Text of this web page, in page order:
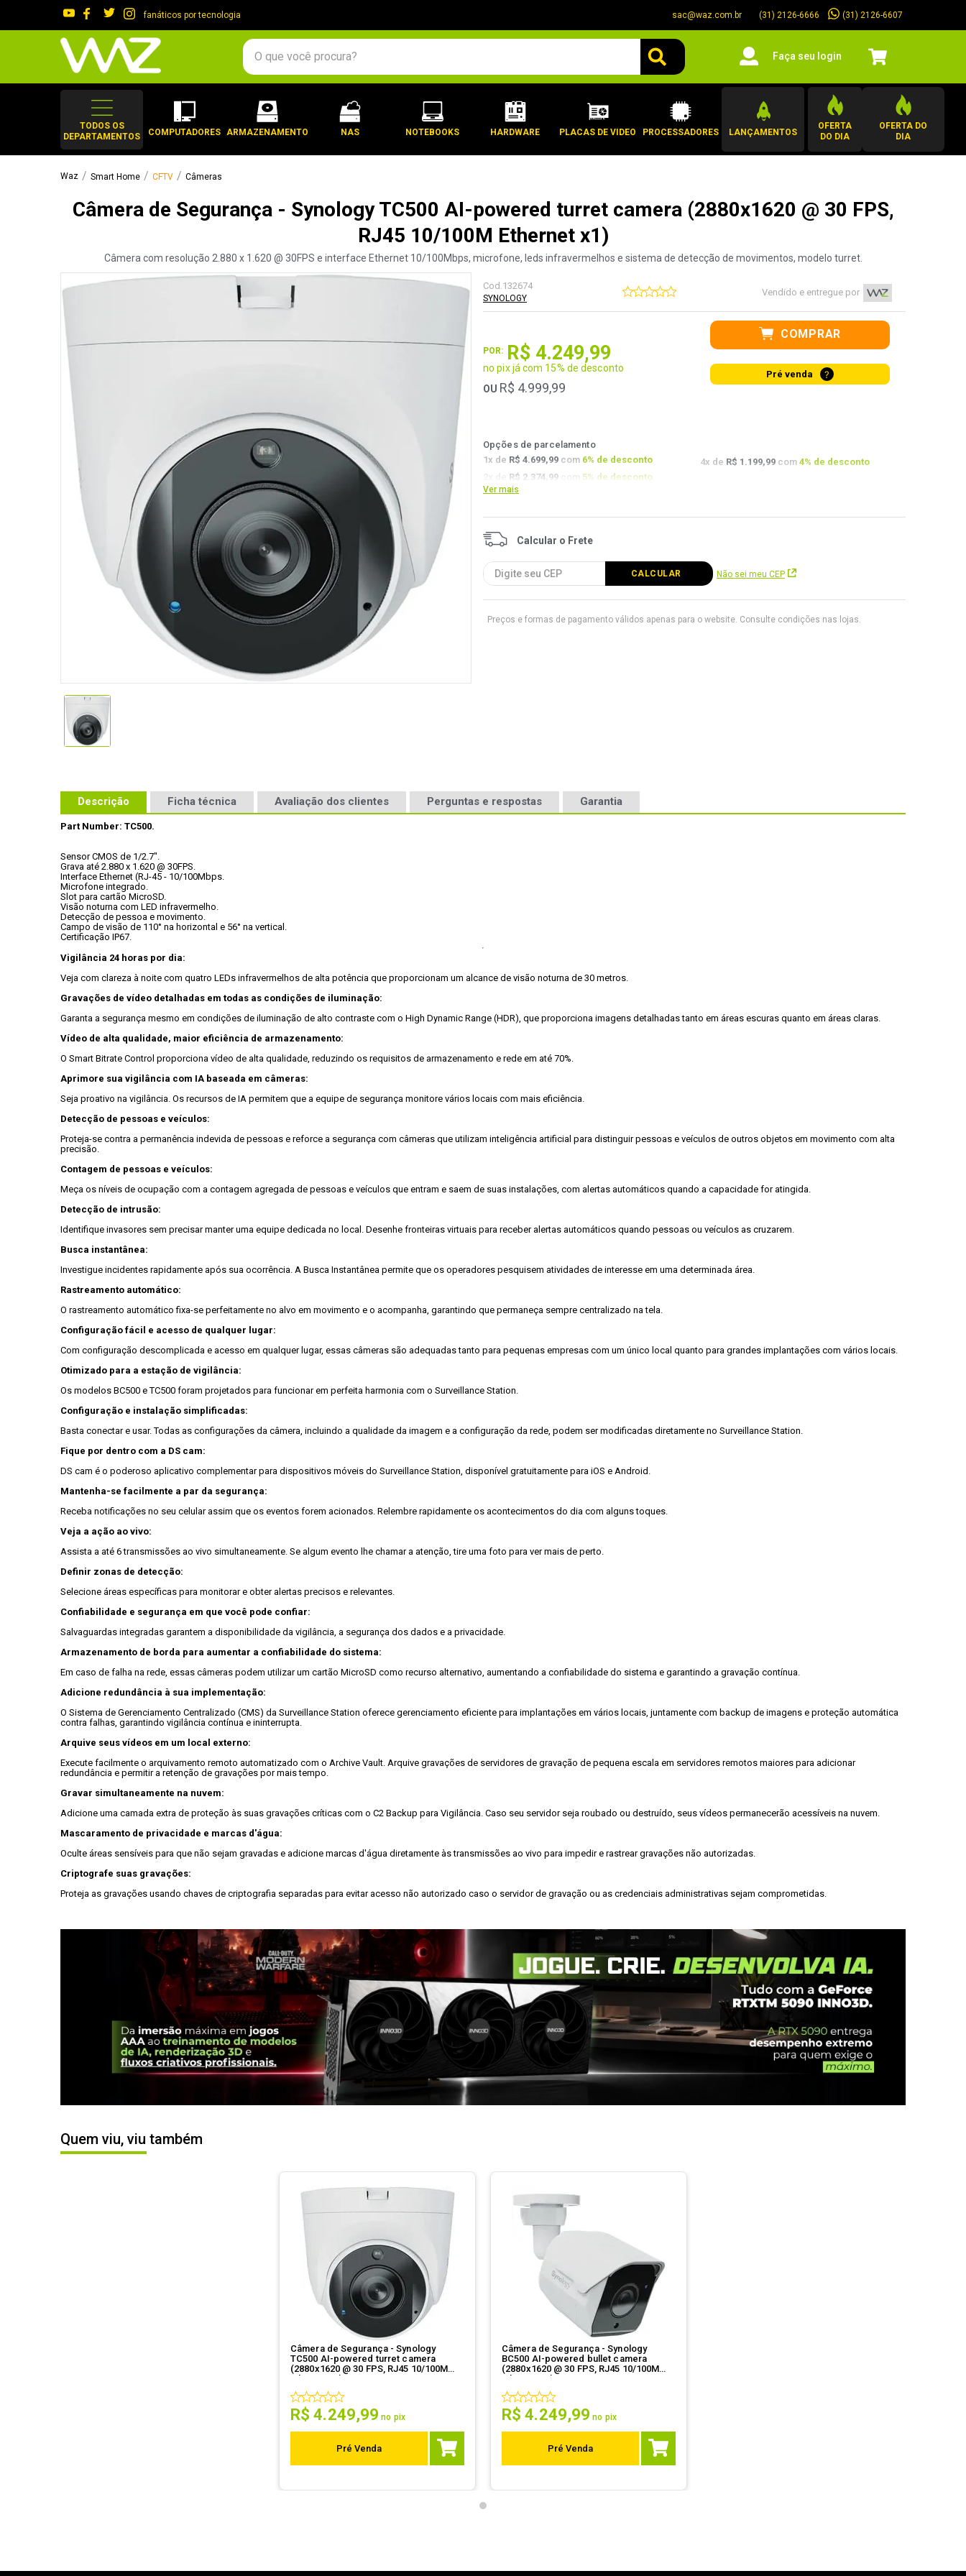
fanáticos por tecnologia sac@waz.com.br (31) 2126-6666 (31) 2126-6607
O que você procura?
Faça seu login
TODOS OS
DEPARTAMENTOS
COMPUTADORES ARMAZENAMENTO NAS NOTEBOOKS HARDWARE PLACAS DE VIDEO PROCESSADORES LANÇAMENTOS
OFERTA
DO DIA
OFERTA DO
DIA
Smart Home CFTV Câmeras
Câmera de Segurança - Synology TC500 AI-powered turret camera (2880x1620 @ 30 FPS,
RJ45 10/100M Ethernet x1)
Câmera com resolução 2.880 x 1.620 @ 30FPS e interface Ethernet 10/100Mbps, microfone, leds infravermelhos e sistema de detecção de movimentos, modelo turret.
Cod.132674
SYNOLOGY
Vendido e entregue por
POR: R$ 4.249,99
no pix já com 15% de desconto
OU R$ 4.999,99
COMPRAR
Pré venda ?
Opções de parcelamento
1x de R$ 4.699,99 com 6% de desconto
2
R$ 2.374,99 5% de desconto
4x de R$ 1.199,99 com 4% de desconto
Ver mais
Não sei meu CEP
Preços e formas de pagamento válidos apenas para o website. Consulte condições nas lojas.
Descrição Ficha técnica Avaliação dos clientes Perguntas e respostas Garantia
Part Number: TC500.
Sensor CMOS de 1/2.7".
Grava até 2.880 x 1.620 @ 30FPS.
Interface Ethernet (RJ-45 - 10/100Mbps.
Microfone integrado.
Slot para cartão MicroSD.
Visão noturna com LED infravermelho.
Detecção de pessoa e movimento.
Campo de visão de 110° na horizontal e 56° na vertical.
Vigilância 24 horas por dia:
Veja com clareza à noite com quatro LEDs infravermelhos de alta potência que proporcionam um alcance de visão noturna de 30 metros.
Gravações de vídeo detalhadas em todas as condições de iluminação:
Garanta a segurança mesmo em condições de iluminação de alto contraste com o High Dynamic Range (HDR), que proporciona imagens detalhadas tanto em áreas escuras quanto em áreas claras.
Vídeo de alta qualidade, maior eficiência de armazenamento:
O Smart Bitrate Control proporciona vídeo de alta qualidade, reduzindo os requisitos de armazenamento e rede em até 70%.
Aprimore sua vigilância com IA baseada em câmeras:
Seja proativo na vigilância. Os recursos de IA permitem que a equipe de segurança monitore vários locais com mais eficiência.
Detecção de pessoas e veículos:
Proteja-se contra a permanência indevida de pessoas e reforce a segurança com câmeras que utilizam inteligência artificial para distinguir pessoas e veículos de outros objetos em movimento com alta
precisão.
Contagem de pessoas e veículos:
Meça os níveis de ocupação com a contagem agregada de pessoas e veículos que entram e saem de suas instalações, com alertas automáticos quando a capacidade for atingida.
Detecção de intrusão:
Identifique invasores sem precisar manter uma equipe dedicada no local. Desenhe fronteiras virtuais para receber alertas automáticos quando pessoas ou veículos as cruzarem.
Busca instantânea:
Investigue incidentes rapidamente após sua ocorrência. A Busca Instantânea permite que os operadores pesquisem atividades de interesse em uma determinada área.
Rastreamento automático:
O rastreamento automático fixa-se perfeitamente no alvo em movimento e o acompanha, garantindo que permaneça sempre centralizado na tela.
Configuração fácil e acesso de qualquer lugar:
Com configuração descomplicada e acesso em qualquer lugar, essas câmeras são adequadas tanto para pequenas empresas com um único local quanto para grandes implantações com vários locais.
Otimizado para a estação de vigilância:
Os modelos BC500 e TC500 foram projetados para funcionar em perfeita harmonia com o Surveillance Station.
Configuração e instalação simplificadas:
Basta conectar e usar. Todas as configurações da câmera, incluindo a qualidade da imagem e a configuração da rede, podem ser modificadas diretamente no Surveillance Station.
Fique por dentro com a DS cam:
DS cam é o poderoso aplicativo complementar para dispositivos móveis do Surveillance Station, disponível gratuitamente para iOS e Android.
Mantenha-se facilmente a par da segurança:
Receba notificações no seu celular assim que os eventos forem acionados. Relembre rapidamente os acontecimentos do dia com alguns toques.
Veja a ação ao vivo:
Assista a até 6 transmissões ao vivo simultaneamente. Se algum evento lhe chamar a atenção, tire uma foto para ver mais de perto.
Definir zonas de detecção:
Selecione áreas específicas para monitorar e obter alertas precisos e relevantes.
Confiabilidade e segurança em que você pode confiar:
Salvaguardas integradas garantem a disponibilidade da vigilância, a segurança dos dados e a privacidade.
Armazenamento de borda para aumentar a confiabilidade do sistema:
Em caso de falha na rede, essas câmeras podem utilizar um cartão MicroSD como recurso alternativo, aumentando a confiabilidade do sistema e garantindo a gravação contínua.
Adicione redundância à sua implementação:
O Sistema de Gerenciamento Centralizado (CMS) da Surveillance Station oferece gerenciamento eficiente para implantações em vários locais, juntamente com backup de imagens e proteção automática
contra falhas, garantindo vigilância contínua e ininterrupta.
Arquive seus vídeos em um local externo:
Execute facilmente o arquivamento remoto automatizado com o Archive Vault. Arquive gravações de servidores de gravação de pequena escala em servidores remotos maiores para adicionar
redundância e permitir a retenção de gravações por mais tempo.
Gravar simultaneamente na nuvem:
Adicione uma camada extra de proteção às suas gravações críticas com o C2 Backup para Vigilância. Caso seu servidor seja roubado ou destruído, seus vídeos permanecerão acessíveis na nuvem.
Mascaramento de privacidade e marcas d'água:
Oculte áreas sensíveis para que não sejam gravadas e adicione marcas d'água diretamente às transmissões ao vivo para impedir e rastrear gravações não autorizadas.
Criptografe suas gravações:
Proteja as gravações usando chaves de criptografia separadas para evitar acesso não autorizado caso o servidor de gravação ou as credenciais administrativas sejam comprometidas.
Quem viu, viu também
Câmera de Segurança - Synology
TC500 AI-powered turret camera
(2880x1620 @ 30 FPS, RJ45 10/100M
Ethernet x1)
R$ 4.249,99 no pix
Pré Venda
Câmera de Segurança - Synology
BC500 AI-powered bullet camera
(2880x1620 @ 30 FPS, RJ45 10/100M
Ethernet x1)
R$ 4.249,99 no pix
Pré Venda
gabinete
2º
keychron
5º
openbox
7 º
jonsbo
fractal
10º hd